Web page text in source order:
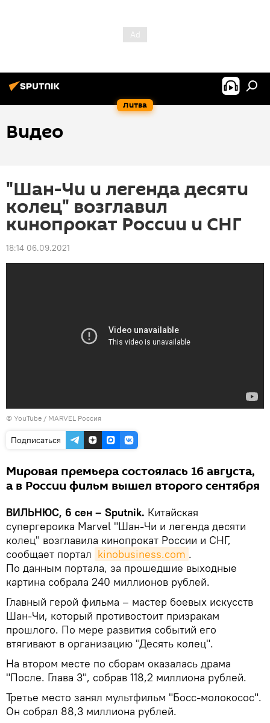
Литва
Видео
"Шан-Чи и легенда десяти
колец" возглавил
кинопрокат России и СНГ
18:14 06.09.2021
© YouTube / MARVEL Россия
Подписаться
Мировая премьера состоялась 16 августа,
а в России фильм вышел второго сентября
ВИЛЬНЮС, 6 сен – Sputnik. Китайская
супергероика Marvel "Шан-Чи и легенда десяти
колец" возглавила кинопрокат России и СНГ,
сообщает портал kinobusiness.com .
По данным портала, за прошедшие выходные
картина собрала 240 миллионов рублей.
Главный герой фильма – мастер боевых искусств
Шан-Чи, который противостоит призракам
прошлого. По мере развития событий его
втягивают в организацию "Десять колец".
На втором месте по сборам оказалась драма
"После. Глава 3", собрав 118,2 миллиона рублей.
Третье место занял мультфильм "Босс-молокосос".
Он собрал 88,3 миллиона рублей.